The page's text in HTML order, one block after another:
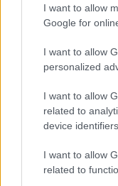
I want to allow
Google for
I want to allow
personalized
I want to allow
related to
device
I want to allow
related to
Szeretnél még
hosszabb idézet is